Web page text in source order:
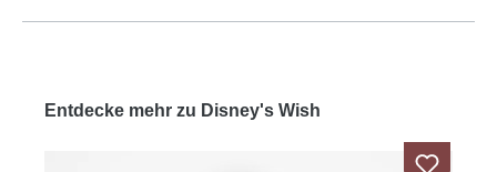
Entdecke mehr zu Disney's Wish